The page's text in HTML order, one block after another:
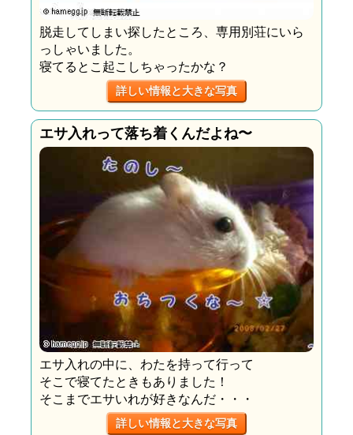
脱走してしまい探したところ、専用別荘にいら
っしゃいました。
寝てるとこ起こしちゃったかな？
詳しい情報と大きな写真
エサ入れって落ち着くんだよね〜
エサ入れの中に、わたを持って行って
そこで寝てたときもありました！
そこまでエサいれが好きなんだ・・・
詳しい情報と大きな写真